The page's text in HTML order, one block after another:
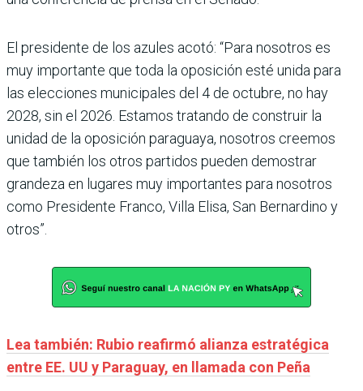
El presidente de los azules acotó: “Para nosotros es
muy importante que toda la oposición esté unida para
las elecciones municipales del 4 de octubre, no hay
2028, sin el 2026. Estamos tratando de construir la
unidad de la oposición paraguaya, nosotros creemos
que también los otros partidos pueden demostrar
grandeza en lugares muy importantes para nosotros
como Presidente Franco, Villa Elisa, San Bernardino y
otros”.
Lea también: Rubio reafirmó alianza estratégica
entre EE. UU y Paraguay, en llamada con Peña